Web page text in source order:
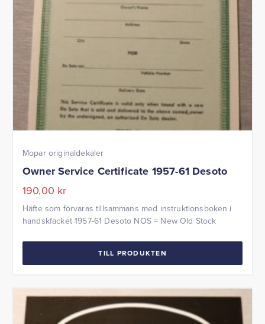
Mopar originaldekaler
Owner Service Certificate 1957-61 Desoto
190,00 kr
Häfte som förvaras tillsammans med instruktionsboken i
handskfacket 1957-61 Desoto NOS = New Old Stock
TILL PRODUKTEN